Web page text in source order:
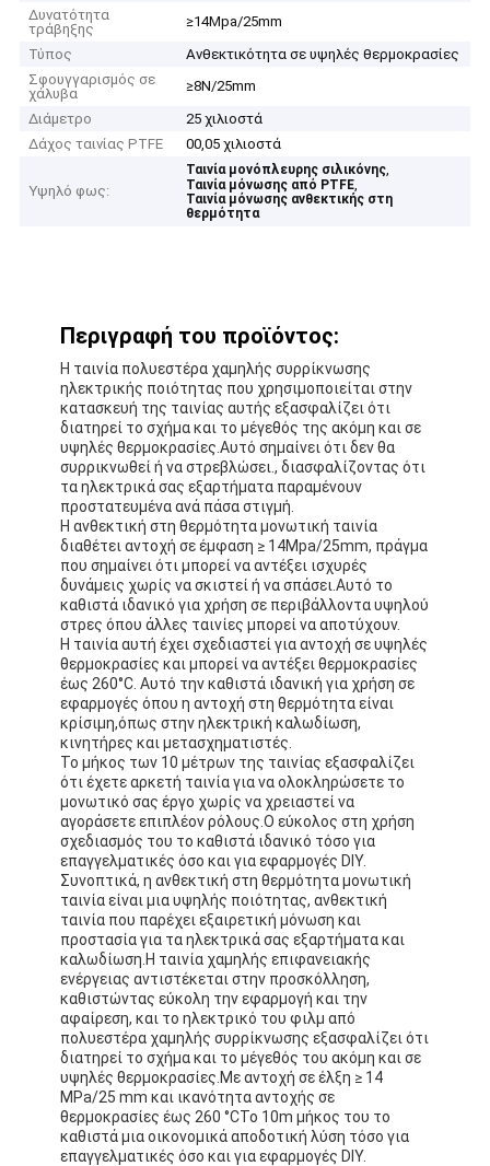
Δυνατότητα
τράβηξης
≥14Mpa/25mm
Τύπος
Ανθεκτικότητα σε υψηλές θερμοκρασίες
Σφουγγαρισμός σε
χάλυβα
≥8N/25mm
Διάμετρο
25 χιλιοστά
Δάχος ταινίας PTFE
00,05 χιλιοστά
Υψηλό φως:
Ταινία μονόπλευρης σιλικόνης,
Ταινία μόνωσης από PTFE,
Ταινία μόνωσης ανθεκτικής στη
θερμότητα
Περιγραφή του προϊόντος:
Η ταινία πολυεστέρα χαμηλής συρρίκνωσης
ηλεκτρικής ποιότητας που χρησιμοποιείται στην
κατασκευή της ταινίας αυτής εξασφαλίζει ότι
διατηρεί το σχήμα και το μέγεθός της ακόμη και σε
υψηλές θερμοκρασίες.Αυτό σημαίνει ότι δεν θα
συρρικνωθεί ή να στρεβλώσει., διασφαλίζοντας ότι
τα ηλεκτρικά σας εξαρτήματα παραμένουν
προστατευμένα ανά πάσα στιγμή.
Η ανθεκτική στη θερμότητα μονωτική ταινία
διαθέτει αντοχή σε έμφαση ≥ 14Mpa/25mm, πράγμα
που σημαίνει ότι μπορεί να αντέξει ισχυρές
δυνάμεις χωρίς να σκιστεί ή να σπάσει.Αυτό το
καθιστά ιδανικό για χρήση σε περιβάλλοντα υψηλού
στρες όπου άλλες ταινίες μπορεί να αποτύχουν.
Η ταινία αυτή έχει σχεδιαστεί για αντοχή σε υψηλές
θερμοκρασίες και μπορεί να αντέξει θερμοκρασίες
έως 260°C. Αυτό την καθιστά ιδανική για χρήση σε
εφαρμογές όπου η αντοχή στη θερμότητα είναι
κρίσιμη,όπως στην ηλεκτρική καλωδίωση,
κινητήρες και μετασχηματιστές.
Το μήκος των 10 μέτρων της ταινίας εξασφαλίζει
ότι έχετε αρκετή ταινία για να ολοκληρώσετε το
μονωτικό σας έργο χωρίς να χρειαστεί να
αγοράσετε επιπλέον ρόλους.Ο εύκολος στη χρήση
σχεδιασμός του το καθιστά ιδανικό τόσο για
επαγγελματικές όσο και για εφαρμογές DIY.
Συνοπτικά, η ανθεκτική στη θερμότητα μονωτική
ταινία είναι μια υψηλής ποιότητας, ανθεκτική
ταινία που παρέχει εξαιρετική μόνωση και
προστασία για τα ηλεκτρικά σας εξαρτήματα και
καλωδίωση.Η ταινία χαμηλής επιφανειακής
ενέργειας αντιστέκεται στην προσκόλληση,
καθιστώντας εύκολη την εφαρμογή και την
αφαίρεση, και το ηλεκτρικό του φιλμ από
πολυεστέρα χαμηλής συρρίκνωσης εξασφαλίζει ότι
διατηρεί το σχήμα και το μέγεθός του ακόμη και σε
υψηλές θερμοκρασίες.Με αντοχή σε έλξη ≥ 14
MPa/25 mm και ικανότητα αντοχής σε
θερμοκρασίες έως 260 °CΤο 10m μήκος του το
καθιστά μια οικονομικά αποδοτική λύση τόσο για
επαγγελματικές όσο και για εφαρμογές DIY.